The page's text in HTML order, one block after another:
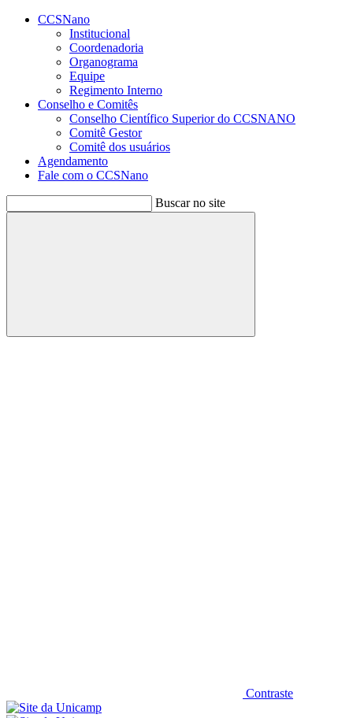
Conteúdo principal
CCSNano
Institucional
Coordenadoria
Organograma
Equipe
Regimento Interno
Conselho e Comitês
Conselho Científico Superior do CCSNANO
Comitê Gestor
Comitê dos usuários
Agendamento
Fale com o CCSNano
Buscar no site
Buscar
Contraste